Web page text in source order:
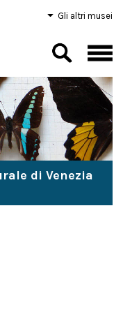
Gli altri musei
di Venezia